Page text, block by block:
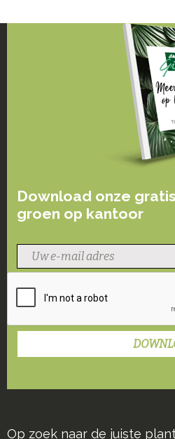
Download onze
groen op kantoor
Op zoek naar de juiste